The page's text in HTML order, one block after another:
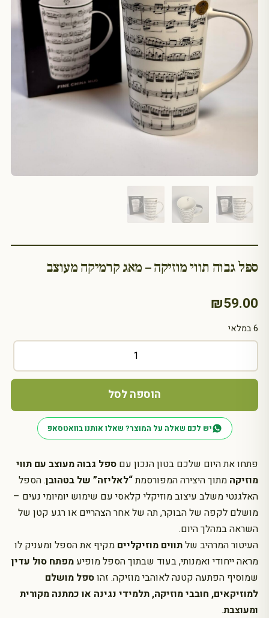
ספל גבוה תווי מוזיקה – מאג קרמיקה מעוצב
₪59.00
פתחו את היום שלכם בטון הנכון עם ספל גבוה מעוצב עם תווי
מוזיקה מתוך היצירה המפורסמת“לאליזה” של בטהובן. הספל
האלגנטי משלב עיצוב מוזיקלי קלאסי עם שימוש יומיומי נעים –
מושלם לקפה של הבוקר, תה של אחר הצהריים או רגע קטן של
השראה במהלך היום.
העיטור המרהיב שלתווים מוזיקליים מקיף את הספל ומעניק לו
מראה ייחודי ואמנותי, בעוד שבתוך הספל מופיע מפתח סול עדין
שמוסיף הפתעה קטנה לאוהבי מוזיקה. זהוספל מושלם
למוזיקאים, חובבי מוזיקה, תלמידי נגינה או כמתנה מקורית
ומעוצבת.
6 במלאי
כמות
ספל
תווי
קרמיקה
מעוצב
הוספה לסל
יש לכם שאלה על המוצר? שאלו אותנו בוואטסאפ